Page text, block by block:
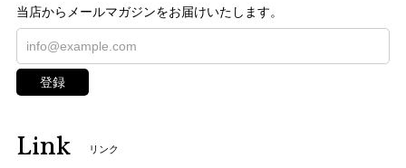
当店からメールマガジンをお届けいたします。
登録
Link リンク